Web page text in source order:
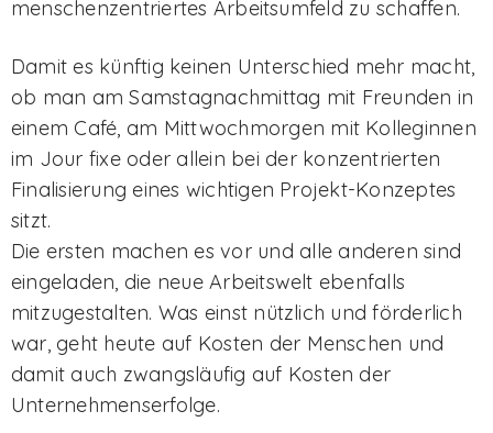
menschenzentriertes Arbeitsumfeld zu schaffen.
Damit es künftig keinen Unterschied mehr macht,
ob man am Samstagnachmittag mit Freunden in
einem Café, am Mittwochmorgen mit Kolleginnen
im Jour fixe oder allein bei der konzentrierten
Finalisierung eines wichtigen Projekt-Konzeptes
sitzt.
Die ersten machen es vor und alle anderen sind
eingeladen, die neue Arbeitswelt ebenfalls
mitzugestalten. Was einst nützlich und förderlich
war, geht heute auf Kosten der Menschen und
damit auch zwangsläufig auf Kosten der
Unternehmenserfolge.